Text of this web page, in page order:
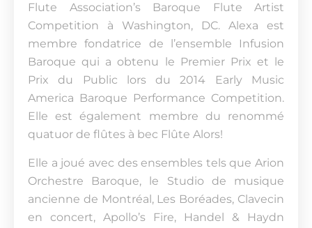
Flute Association’s Baroque Flute Artist
Competition à Washington, DC. Alexa est
membre fondatrice de l’ensemble Infusion
Baroque qui a obtenu le Premier Prix et le
Prix du Public lors du 2014 Early Music
America Baroque Performance Competition.
Elle est également membre du renommé
quatuor de flûtes à bec Flûte Alors!
Elle a joué avec des ensembles tels que Arion
Orchestre Baroque, le Studio de musique
ancienne de Montréal, Les Boréades, Clavecin
en concert, Apollo’s Fire, Handel & Haydn